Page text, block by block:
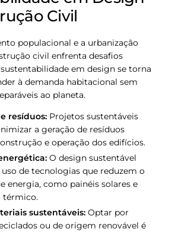
Civil
populacional e a urbanização
civil enfrenta desafios
em design se torna
à demanda habitacional sem
ao planeta.
resíduos: Projetos sustentáveis
a geração de resíduos
e operação dos edifícios.
O design sustentável
de tecnologias que reduzem o
energia, como painéis solares e
térmico.
sustentáveis: Optar por
ou de origem renovável é